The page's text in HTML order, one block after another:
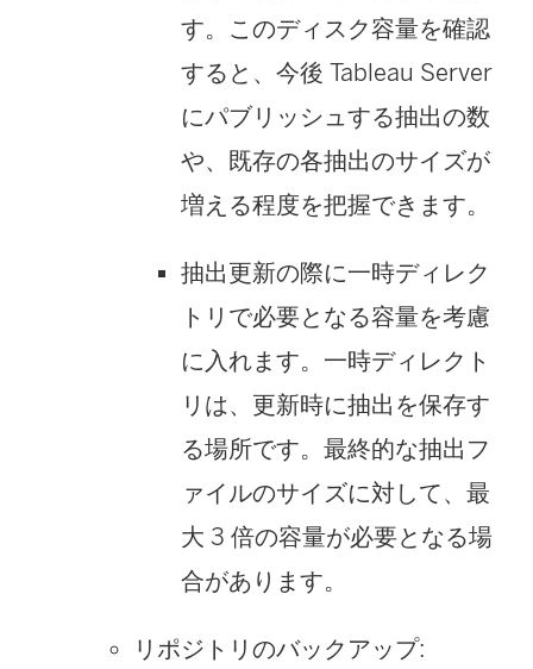
す。このディスク容量を確認
すると、今後 Tableau Server
にパブリッシュする抽出の数
や、既存の各抽出のサイズが
増える程度を把握できます。
抽出更新の際に一時ディレク
トリで必要となる容量を考慮
に入れます。一時ディレクト
リは、更新時に抽出を保存す
る場所です。最終的な抽出フ
ァイルのサイズに対して、最
大 3 倍の容量が必要となる場
合があります。
リポジトリのバックアップ: